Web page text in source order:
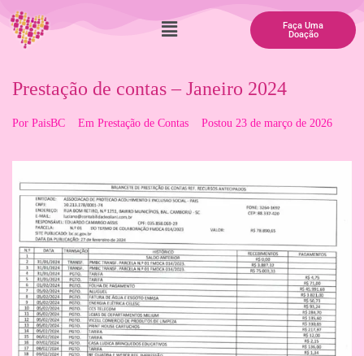
Faça Uma
Doação
Prestação de contas – Janeiro 2024
Por PaisBC Em Prestação de Contas Postou 23 de março de 2026